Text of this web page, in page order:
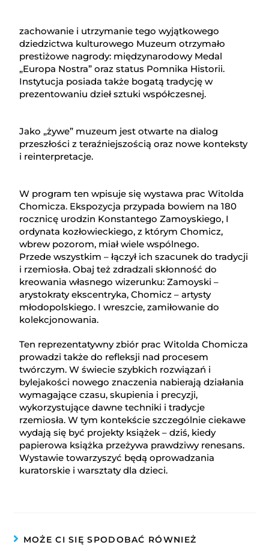
zachowanie i utrzymanie tego wyjątkowego
dziedzictwa kulturowego Muzeum otrzymało
prestiżowe nagrody: międzynarodowy Medal
„Europa Nostra” oraz status Pomnika Historii.
Instytucja posiada także bogatą tradycję w
prezentowaniu dzieł sztuki współczesnej.
Jako „żywe” muzeum jest otwarte na dialog
przeszłości z teraźniejszością oraz nowe konteksty
i reinterpretacje.
W program ten wpisuje się wystawa prac Witolda
Chomicza. Ekspozycja przypada bowiem na 180
rocznicę urodzin Konstantego Zamoyskiego, I
ordynata kozłowieckiego, z którym Chomicz,
wbrew pozorom, miał wiele wspólnego.
Przede wszystkim – łączył ich szacunek do tradycji
i rzemiosła. Obaj też zdradzali skłonność do
kreowania własnego wizerunku: Zamoyski –
arystokraty ekscentryka, Chomicz – artysty
młodopolskiego. I wreszcie, zamiłowanie do
kolekcjonowania.
Ten reprezentatywny zbiór prac Witolda Chomicza
prowadzi także do refleksji nad procesem
twórczym. W świecie szybkich rozwiązań i
bylejakości nowego znaczenia nabierają działania
wymagające czasu, skupienia i precyzji,
wykorzystujące dawne techniki i tradycje
rzemiosła. W tym kontekście szczególnie ciekawe
wydają się być projekty książek – dziś, kiedy
papierowa książka przeżywa prawdziwy renesans.
Wystawie towarzyszyć będą oprowadzania
kuratorskie i warsztaty dla dzieci.
MOŻE CI SIĘ SPODOBAĆ RÓWNIEŻ